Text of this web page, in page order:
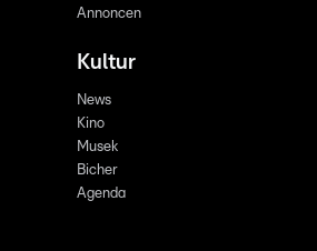
Annoncen
Kultur
News
Kino
Musek
Bicher
Agenda